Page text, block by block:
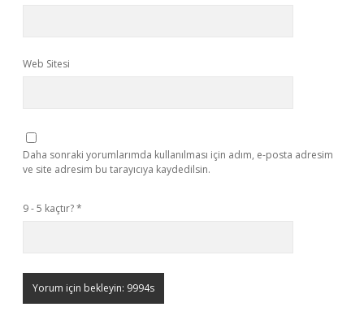
Web Sitesi
Daha sonraki yorumlarımda kullanılması için adım, e-posta adresim
ve site adresim bu tarayıcıya kaydedilsin.
9 - 5 kaçtır?*